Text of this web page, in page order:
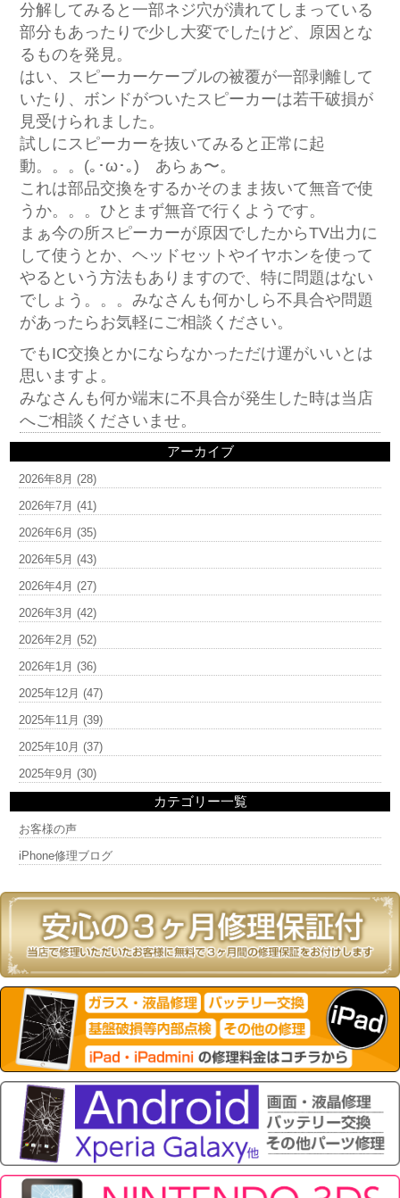
分解してみると一部ネジ穴が潰れてしまっている
部分もあったりで少し大変でしたけど、原因とな
るものを発見。
はい、スピーカーケーブルの被覆が一部剥離して
いたり、ボンドがついたスピーカーは若干破損が
見受けられました。
試しにスピーカーを抜いてみると正常に起
動。。。(｡･ω･｡) あらぁ〜。
これは部品交換をするかそのまま抜いて無音で使
うか。。。ひとまず無音で行くようです。
まぁ今の所スピーカーが原因でしたからTV出力に
して使うとか、ヘッドセットやイヤホンを使って
やるという方法もありますので、特に問題はない
でしょう。。。みなさんも何かしら不具合や問題
があったらお気軽にご相談ください。
でもIC交換とかにならなかっただけ運がいいとは
思いますよ。
みなさんも何か端末に不具合が発生した時は当店
へご相談くださいませ。
アーカイブ
2026年8月 (28)
2026年7月 (41)
2026年6月 (35)
2026年5月 (43)
2026年4月 (27)
2026年3月 (42)
2026年2月 (52)
2026年1月 (36)
2025年12月 (47)
2025年11月 (39)
2025年10月 (37)
2025年9月 (30)
カテゴリー一覧
お客様の声
iPhone修理ブログ